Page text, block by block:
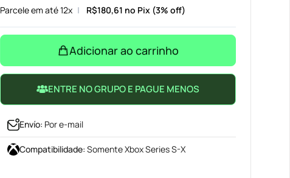
Parcele em até 12x R$180,61 no Pix (3% off)
Adicionar ao carrinho
ENTRE NO GRUPO E PAGUE MENOS
Envío: Por e-mail
Compatibilidade: Somente Xbox Series S-X